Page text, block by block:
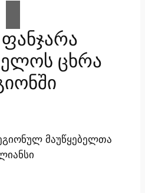
ცხრა
მაუწყებელთა